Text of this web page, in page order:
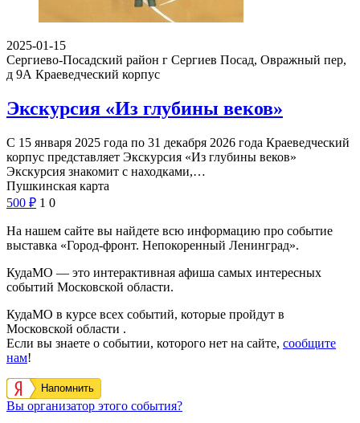
2025-01-15
Сергиево-Посадский район г Сергиев Посад, Овражный пер,
д 9А Краеведческий корпус
Экскурсия «Из глубины веков»
С 15 января 2025 года по 31 декабря 2026 года Краеведческий
корпус представляет Экскурсия «Из глубины веков»
Экскурсия знакомит с находками,…
Пушкинская карта
500 ₽ 1 0
На нашем сайте вы найдете всю информацию про событие
выставка «Город-фронт. Непокоренный Ленинград».
КудаМО — это интерактивная афиша самых интересных
событий Московской области.
КудаМО в курсе всех событий, которые пройдут в
Московской области .
Если вы знаете о событии, которого нет на сайте, сообщите
нам!
Напомнить
Вы организатор этого события?